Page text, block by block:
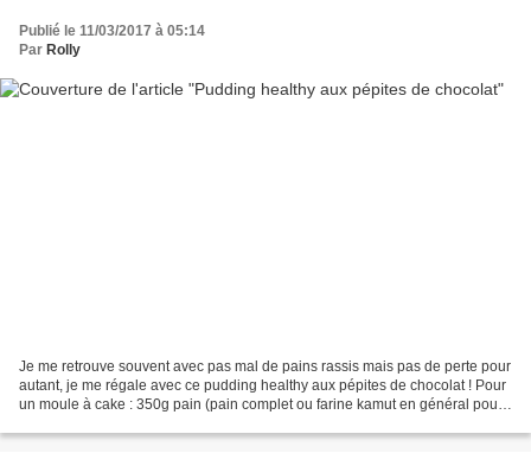
Publié le 11/03/2017 à 05:14
Par Rolly
Je me retrouve souvent avec pas mal de pains rassis mais pas de perte pour
autant, je me régale avec ce pudding healthy aux pépites de chocolat ! Pour
un moule à cake : 350g pain (pain complet ou farine kamut en général pour